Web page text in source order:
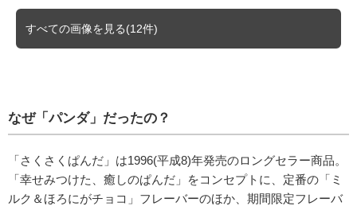
すべての画像を見る(12件)
なぜ「パンダ」だったの？
「さくさくぱんだ」は1996(平成8)年発売のロングセラー商品。
「幸せみつけた、癒しのぱんだ」をコンセプトに、定番の「ミ
ルク＆ほろにがチョコ」フレーバーのほか、期間限定フレーバ